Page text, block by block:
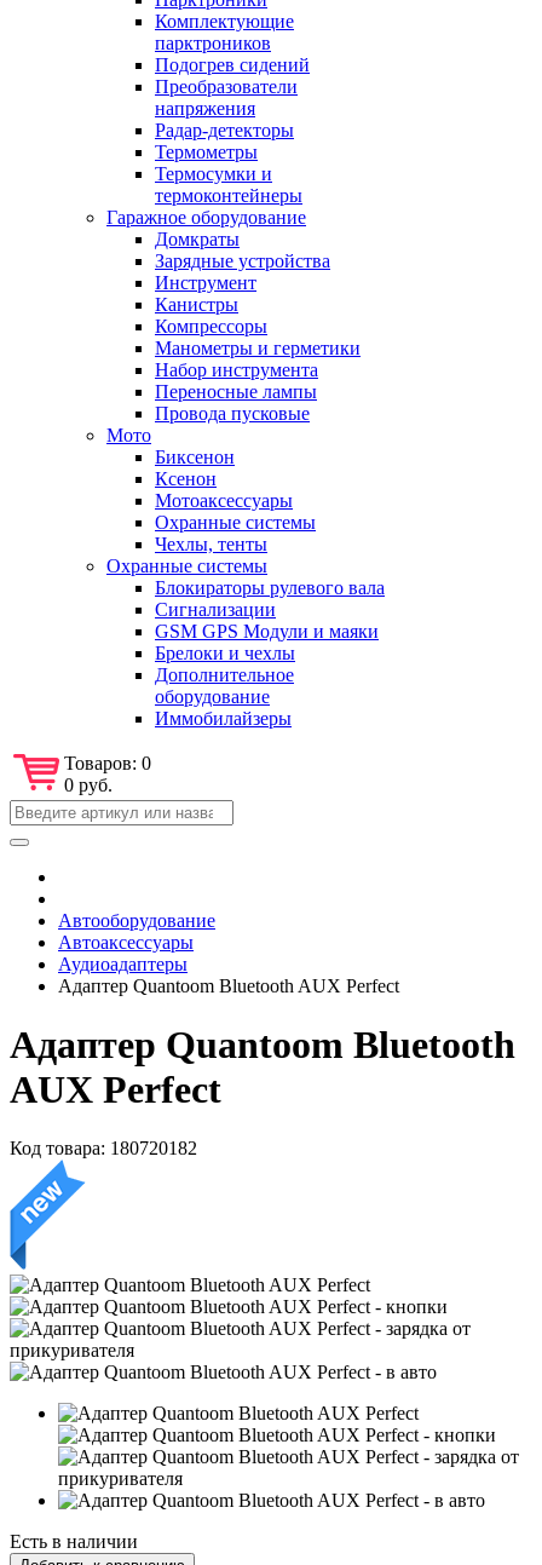
Комплектующие
парктроников
Подогрев сидений
Преобразователи
напряжения
Радар-детекторы
Термометры
Термосумки и
термоконтейнеры
Гаражное оборудование
Домкраты
Зарядные устройства
Инструмент
Канистры
Компрессоры
Манометры и герметики
Набор инструмента
Переносные лампы
Провода пусковые
Мото
Биксенон
Ксенон
Мотоаксессуары
Охранные системы
Чехлы, тенты
Охранные системы
Блокираторы рулевого вала
Сигнализации
GSM GPS Модули и маяки
Брелоки и чехлы
Дополнительное
оборудование
Иммобилайзеры
Товаров: 0
0 руб.
Автооборудование
Автоаксессуары
Аудиоадаптеры
Адаптер Quantoom Bluetooth AUX Perfect
Адаптер Quantoom Bluetooth
AUX Perfect
Код товара: 180720182
Есть в наличии